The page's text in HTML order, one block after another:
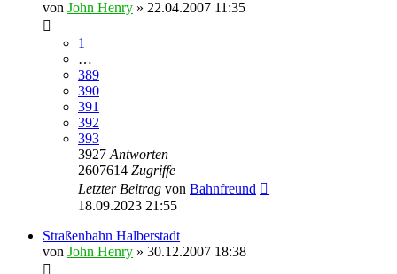
von John Henry » 22.04.2007 11:35
1
…
389
390
391
392
393
3927 Antworten
2607614 Zugriffe
Letzter Beitrag von Bahnfreund
18.09.2023 21:55
Straßenbahn Halberstadt
von John Henry » 30.12.2007 18:38